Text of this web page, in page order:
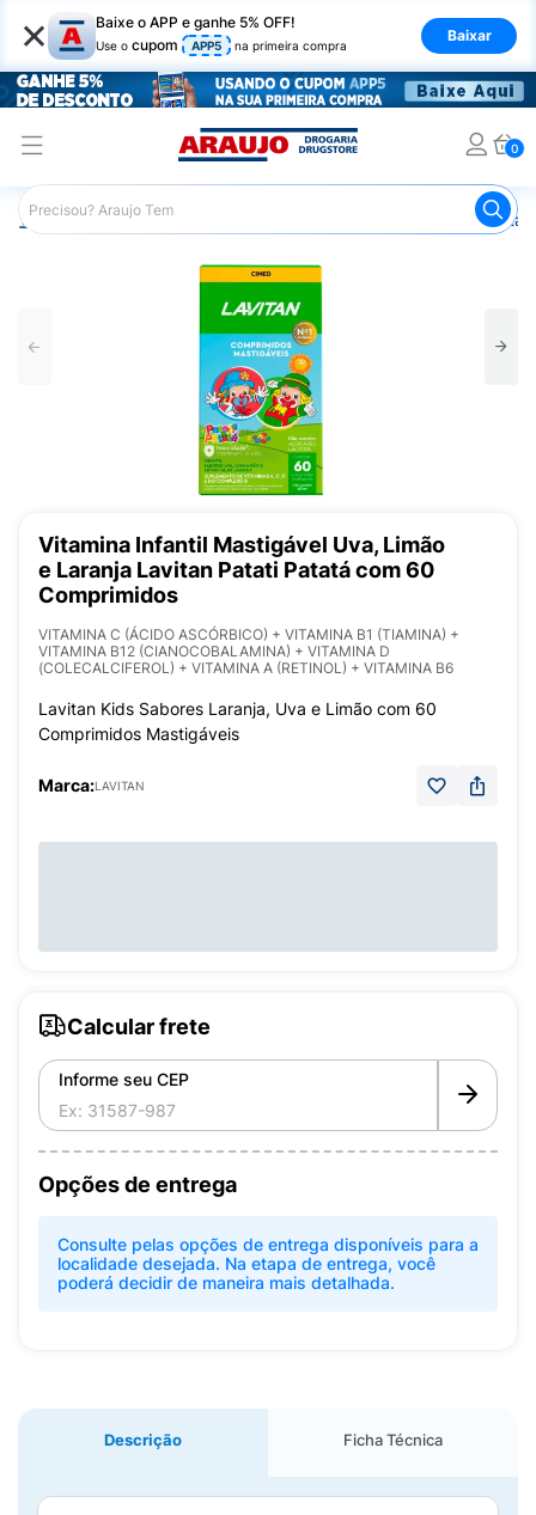
× Baixe o APP e ganhe 5% OFF!
Use o cupom APP5 na primeira compra
Baixar
0
Araujo Saúde e Bem Estar
Vitamina Infantil Mastigável Uva, Limão
e Laranja Lavitan Patati Patatá com 60
Comprimidos
VITAMINA C (ÁCIDO ASCÓRBICO) + VITAMINA B1 (TIAMINA) +
VITAMINA B12 (CIANOCOBALAMINA) + VITAMINA D
(COLECALCIFEROL) + VITAMINA A (RETINOL) + VITAMINA B6
Lavitan Kids Sabores Laranja, Uva e Limão com 60
Comprimidos Mastigáveis
Marca:LAVITAN
Calcular frete
Informe seu CEP
Opções de entrega
Consulte pelas opções de entrega disponíveis para a
localidade desejada. Na etapa de entrega, você
poderá decidir de maneira mais detalhada.
Descrição Ficha Técnica